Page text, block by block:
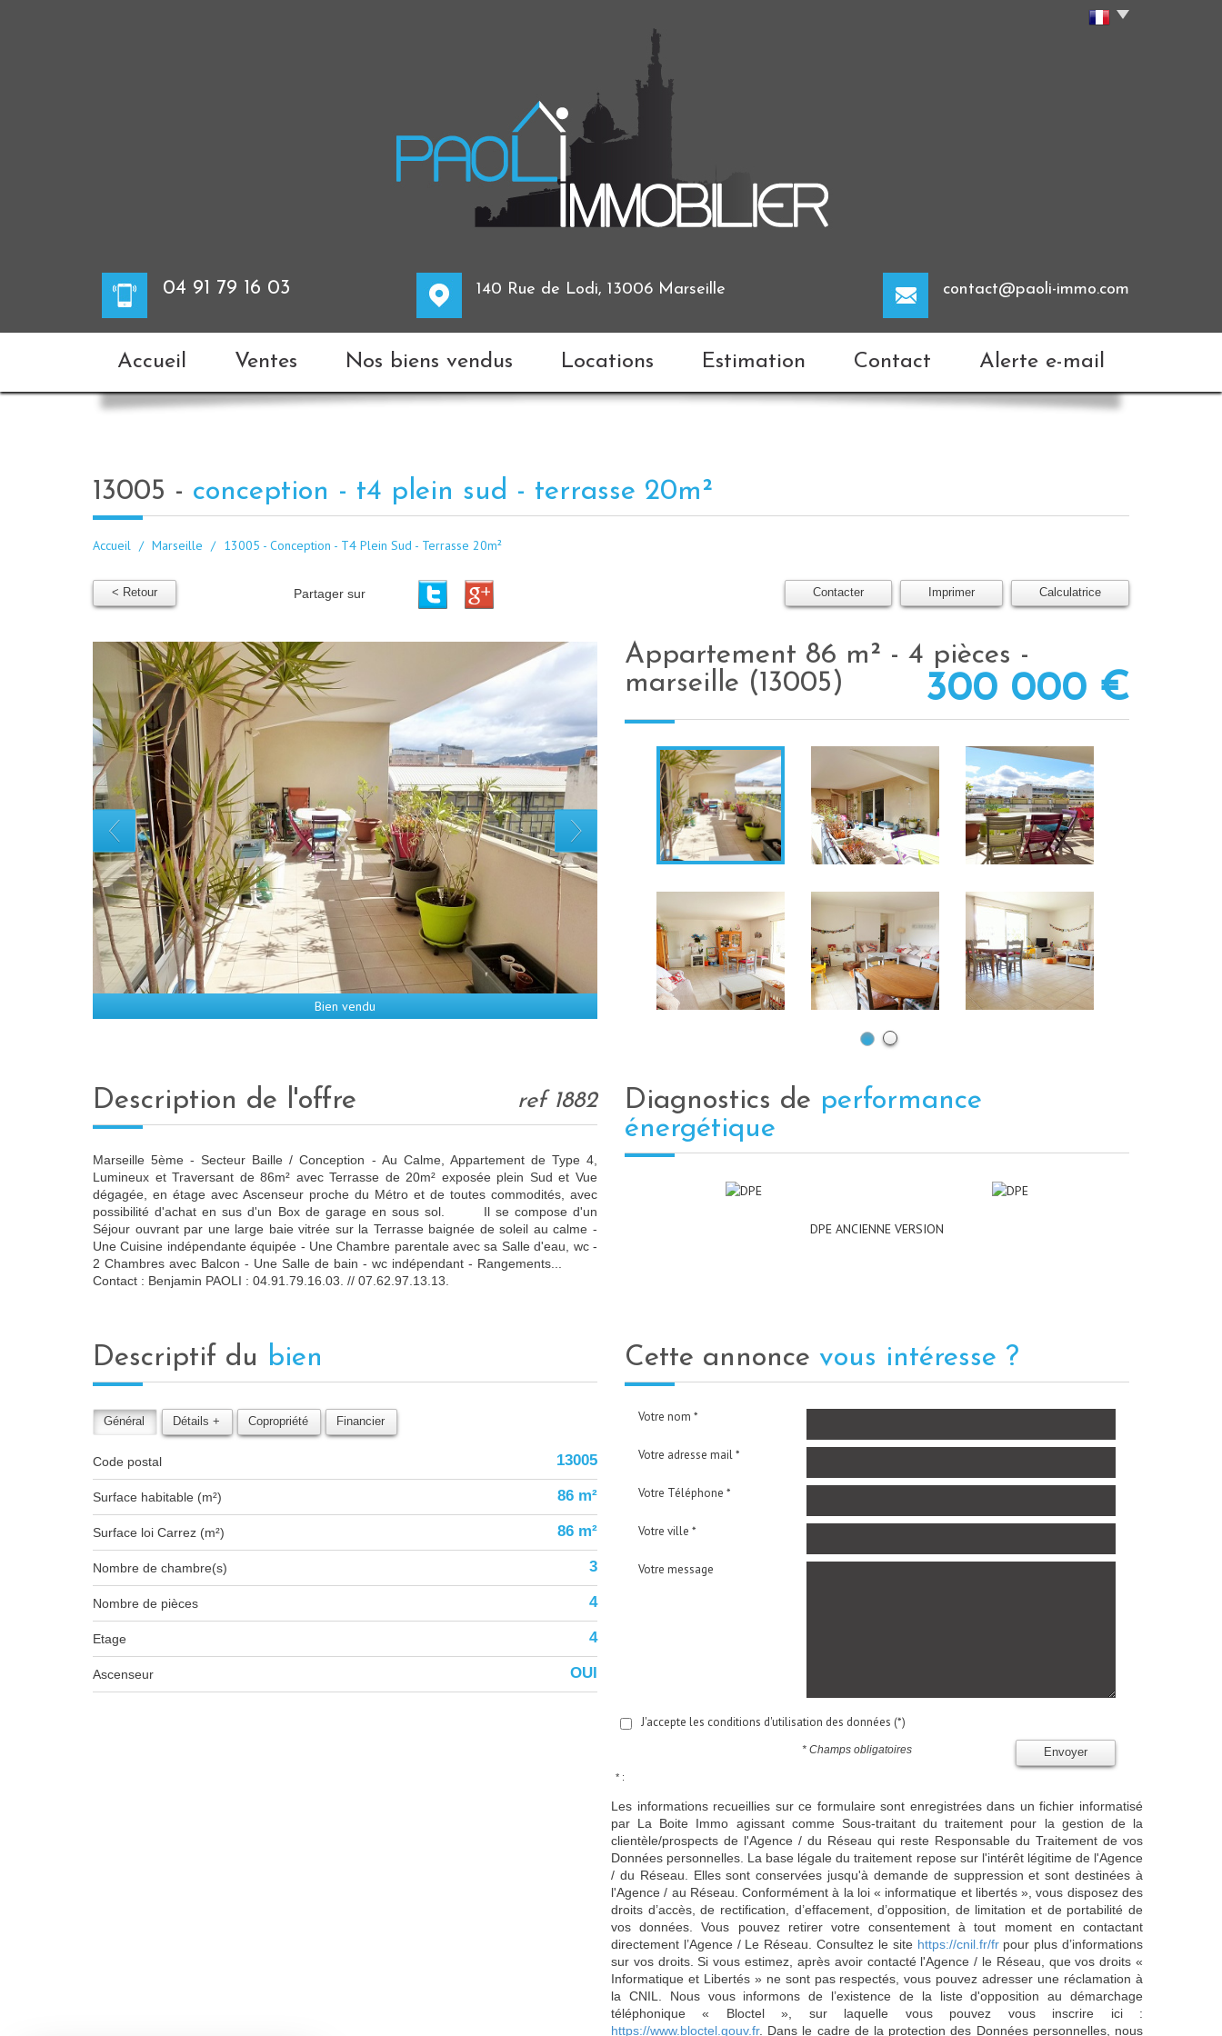
04 91 79 16 03 140 Rue de Lodi, 13006 Marseille contact@paoli-immo.com
Accueil Ventes Nos biens vendus Locations Estimation Contact Alerte e-mail
13005 - conception - t4 plein sud - terrasse 20m²
Accueil Marseille 13005 - Conception - T4 Plein Sud - Terrasse 20m²
< Retour Partager sur Contacter Imprimer Calculatrice
Bien vendu
appartement 86 m² - 4 pièces -
marseille (13005)
300 000 €
description de l'offre ref 1882
Marseille 5ème - Secteur Baille / Conception - Au Calme, Appartement de Type 4,
Lumineux et Traversant de 86m² avec Terrasse de 20m² exposée plein Sud et Vue
dégagée, en étage avec Ascenseur proche du Métro et de toutes commodités, avec
possibilité d'achat en sus d'un Box de garage en sous sol. Il se compose d'un
Séjour ouvrant par une large baie vitrée sur la Terrasse baignée de soleil au calme -
Une Cuisine indépendante équipée - Une Chambre parentale avec sa Salle d'eau, wc -
2 Chambres avec Balcon - Une Salle de bain - wc indépendant - Rangements...
Contact : Benjamin PAOLI : 04.91.79.16.03. // 07.62.97.13.13.
diagnostics de performance
énergétique
DPE ANCIENNE VERSION
descriptif du bien
Général Détails + Copropriété Financier
Code postal 13005
Surface habitable (m²) 86 m²
Surface loi Carrez (m²) 86 m²
Nombre de chambre(s) 3
Nombre de pièces 4
Etage 4
Ascenseur OUI
cette annonce vous intéresse ?
Votre nom *
Votre adresse mail *
Votre Téléphone *
Votre ville *
Votre message
J'accepte les conditions d'utilisation des données (*)
Envoyer
* Champs obligatoires
* :
Les informations recueillies sur ce formulaire sont enregistrées dans un fichier informatisé
par La Boite Immo agissant comme Sous-traitant du traitement pour la gestion de la
clientèle/prospects de l'Agence / du Réseau qui reste Responsable du Traitement de vos
Données personnelles. La base légale du traitement repose sur l'intérêt légitime de l'Agence
/ du Réseau. Elles sont conservées jusqu'à demande de suppression et sont destinées à
l'Agence / au Réseau. Conformément à la loi « informatique et libertés », vous disposez des
droits d’accès, de rectification, d’effacement, d’opposition, de limitation et de portabilité de
vos données. Vous pouvez retirer votre consentement à tout moment en contactant
directement l’Agence / Le Réseau. Consultez le site https://cnil.fr/frpour plus d’informations
sur vos droits. Si vous estimez, après avoir contacté l'Agence / le Réseau, que vos droits «
Informatique et Libertés » ne sont pas respectés, vous pouvez adresser une réclamation à
la CNIL. Nous vous informons de l’existence de la liste d'opposition au démarchage
téléphonique « Bloctel », sur laquelle vous pouvez vous inscrire ici :
https://www.bloctel.gouv.fr. Dans le cadre de la protection des Données personnelles, nous